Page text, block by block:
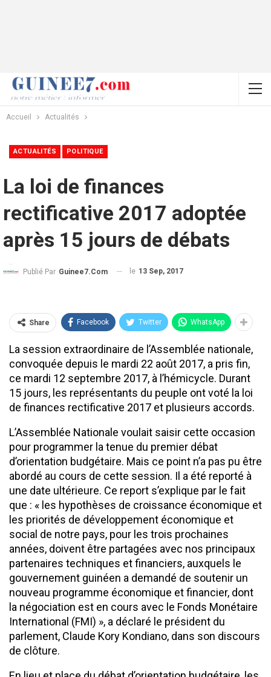
Accueil Actualités
ACTUALITÉS POLITIQUE
La loi de finances
rectificative 2017 adoptée
après 15 jours de débats
Publié Par Guinee7.com le 13 Sep, 2017
Share Facebook Twitter WhatsApp
La session extraordinaire de l’Assemblée nationale,
convoquée depuis le mardi 22 août 2017, a pris fin,
ce mardi 12 septembre 2017, à l’hémicycle. Durant
15 jours, les représentants du peuple ont voté la loi
de finances rectificative 2017 et plusieurs accords.
L’Assemblée Nationale voulait saisir cette occasion
pour programmer la tenue du premier débat
d’orientation budgétaire. Mais ce point n’a pas pu être
abordé au cours de cette session. Il a été reporté à
une date ultérieure. Ce report s’explique par le fait
que : « les hypothèses de croissance économique et
les priorités de développement économique et
social de notre pays, pour les trois prochaines
années, doivent être partagées avec nos principaux
partenaires techniques et financiers, auxquels le
gouvernement guinéen a demandé de soutenir un
nouveau programme économique et financier, dont
la négociation est en cours avec le Fonds Monétaire
International (FMI) », a déclaré le président du
parlement, Claude Kory Kondiano, dans son discours
de clôture.